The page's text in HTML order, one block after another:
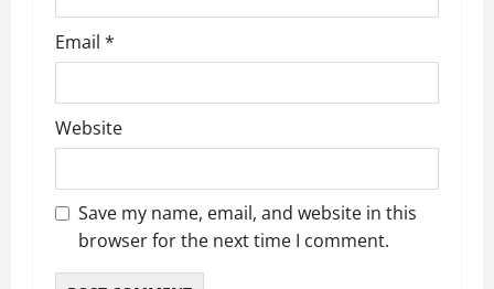
Email *
Website
Save my name, email, and website in this
browser for the next time I comment.